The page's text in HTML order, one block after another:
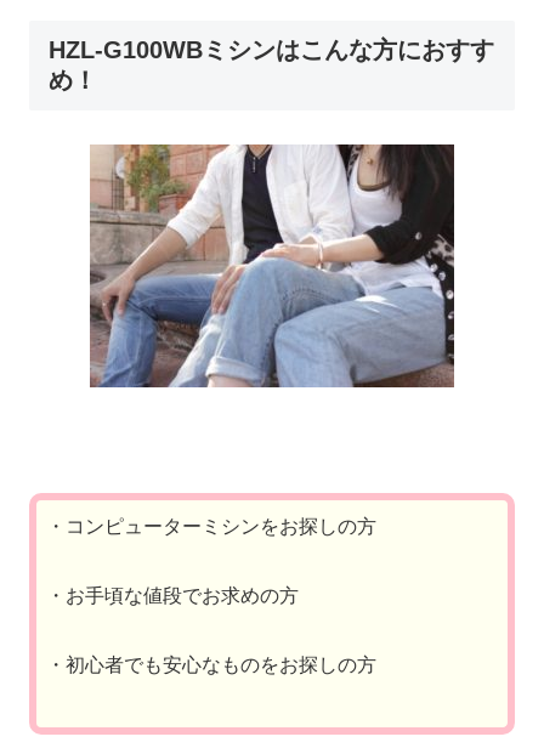
HZL-G100WBミシンはこんな方におすす
め！
・コンピューターミシンをお探しの方
・お手頃な値段でお求めの方
・初心者でも安心なものをお探しの方